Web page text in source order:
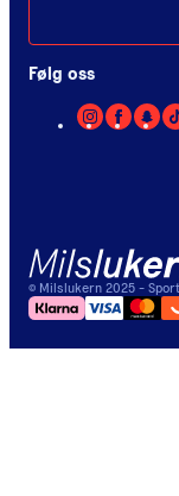
Følg oss
© Milslukern 2025 -